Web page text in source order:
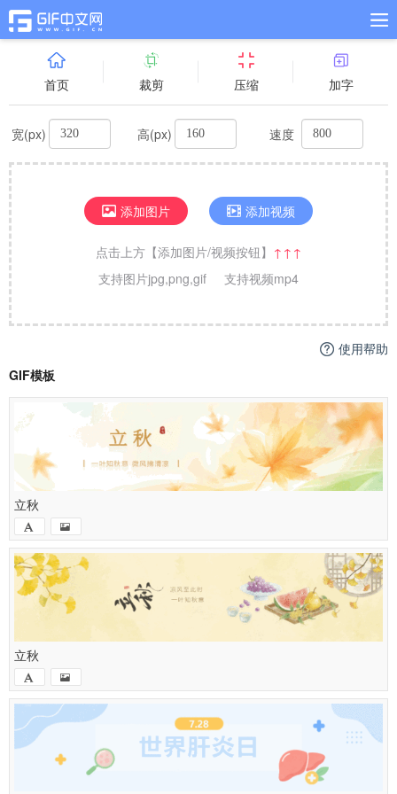
首页 裁剪 压缩 加字
宽(px) 高(px) 速度
添加图片 添加视频
点击上方【添加图片/视频按钮】 ↑↑↑
支持图片jpg,png,gif
支持视频mp4
使用帮助
GIF模板
立秋
立秋